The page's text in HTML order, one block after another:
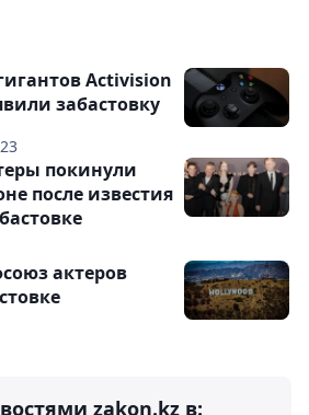
Activision
забастовку
покинули
после известия
актеров
zakon.kz в: